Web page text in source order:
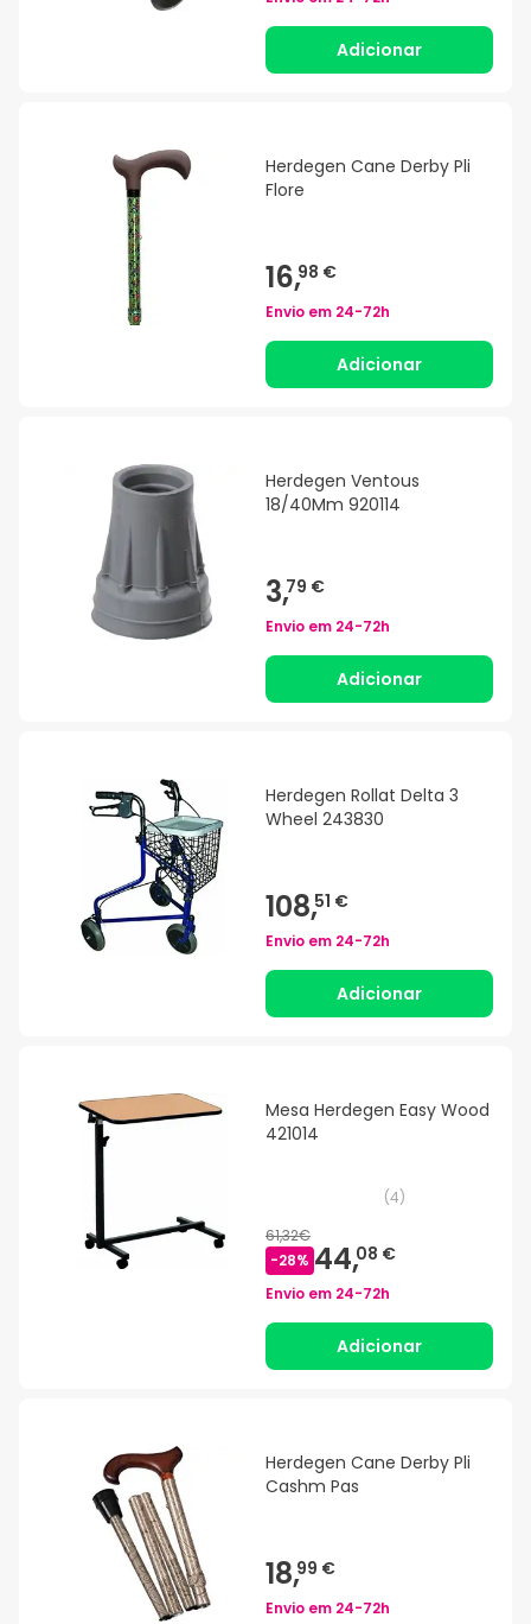
Adicionar
Herdegen Cane Derby Pli
Flore
16,98 €
Envio em 24-72h
Adicionar
Herdegen Ventous
18/40Mm 920114
3,79 €
Envio em 24-72h
Adicionar
Herdegen Rollat Delta 3
Wheel 243830
108,51 €
Envio em 24-72h
Adicionar
Mesa Herdegen Easy Wood
421014
(4)
61,32€
-28% 44,08 €
Envio em 24-72h
Adicionar
Herdegen Cane Derby Pli
Cashm Pas
18,99 €
Envio em 24-72h